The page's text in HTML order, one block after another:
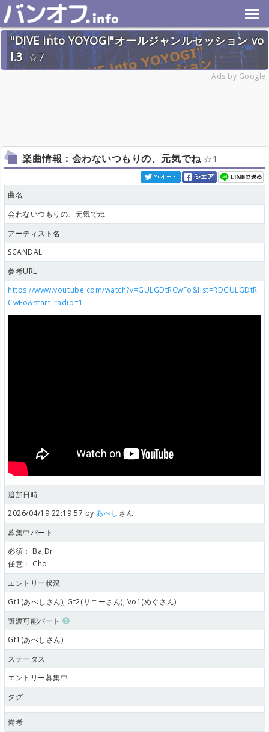
"DIVE into YOYOGI"オールジャンルセッション vo
l.3
7
Ads by Google
楽曲情報：会わないつもりの、元気でね 1
曲名
会わないつもりの、元気でね
アーティスト名
SCANDAL
参考URL
https://www.youtube.com/watch?v=GULGDtRCwFo&list=RDGULGDtR
CwFo&start_radio=1
追加日時
2026/04/19 22:19:57 byあべし さん
募集中パート
必須： Ba,Dr
任意： Cho
エントリー状況
Gt1(あべしさん), Gt2(サニーさん), Vo1(めぐさん)
譲渡可能パート
Gt1(あべしさん)
ステータス
エントリー募集中
タグ
備考